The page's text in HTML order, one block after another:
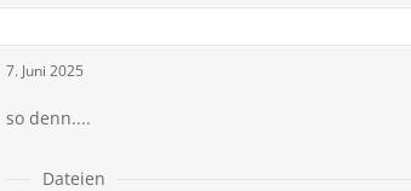
7. Juni 2025
so denn....
Dateien